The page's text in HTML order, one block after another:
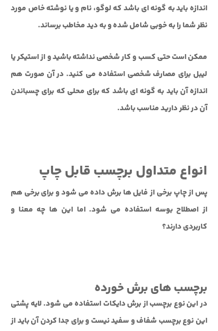
اندازه باید به گونه ای باشد که لوگو، نام و یا نوشته خاص مورد
نظر شما را به خوبی شامل شده و به دید مخاطب برساند.
ممکن است حتی کسب و کار شخصی نداشته باشید و از استیکر یا
لیبل برای مصارف شخصی استفاده می کنید. در آن صورت هم
اندازه آن باید به گونه ای باشد که برای محلی که برای چسباندن
آن در نظر دارید مناسب باشد.
انواع متداول برچسب قابل چاپ
پس از چاپ برخی از فایل ها برش داده می شود و برای برخی هم
از اصطلاح بوسه استفاده می شود. اما این ها چه معنا و
کاربردی دارند؟
برچسب های برش خورده
در این نوع برچسب از برش دایکات استفاده می شود. لایه پشتی
این نوع برچسب شفاف و سفید نیست و برای جدا کردن آن باید از